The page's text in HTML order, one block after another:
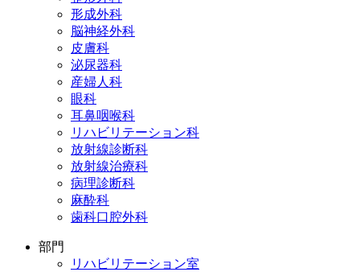
形成外科
脳神経外科
皮膚科
泌尿器科
産婦人科
眼科
耳鼻咽喉科
リハビリテーション科
放射線診断科
放射線治療科
病理診断科
麻酔科
歯科口腔外科
部門
リハビリテーション室